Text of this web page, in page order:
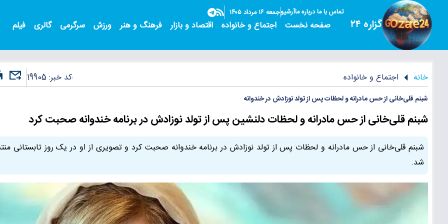
گزاره ۲۴
تماس با مادرباره ماآرشیوجمعه ۱۶ مرداد ۱۴۰۵
صفحه نخست اجتماع و خانواده اقتصاد و بازار فرهنگ و هنر ورزش سرگرمی گالری فیلم
خانه اجتماع و خانواده کد خبر:19905
شبنم قلی‌خانی از حس مادرانه و لحظات پس از تولد نوزادش در خندوانه
شبنم قلی‌خانی از حس مادرانه و لحظات دلنشین پس از تولد نوزادش در برنامه خندوانه صحبت کرد
شبنم قلی‌خانی از حس مادرانه و لحظات پس از تولد نوزادش در برنامه خندوانه صحبت کرد و تصویری از او در یک روز تابستانی
شد.